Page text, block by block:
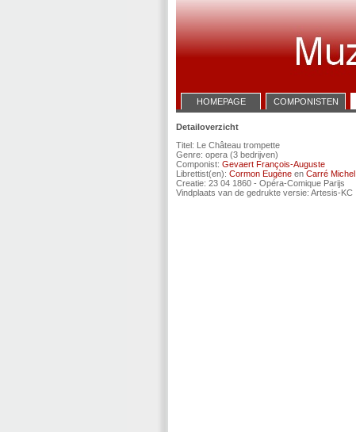
HOMEPAGE COMPONISTEN
Detailoverzicht
Titel: Le Château trompette
Genre: opera (3 bedrijven)
Componist: Gevaert François-Auguste
Librettist(en): Cormon Eugène en Carré Michel
Creatie: 23 04 1860 - Opéra-Comique Parijs
Vindplaats van de gedrukte versie: Artesis-KC